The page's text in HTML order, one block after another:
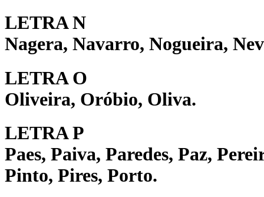
LETRA N
Nagera, Navarro, Nogueira,
LETRA O
Oliveira, Oróbio, Oliva.
LETRA P
Paes, Paiva, Paredes, Paz,
Pinto, Pires, Porto.